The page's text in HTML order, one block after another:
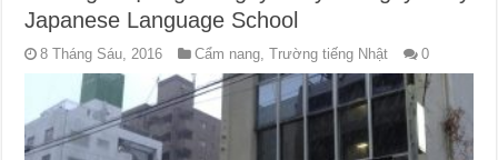
Japanese Language School
8 Tháng Sáu, 2016 Cẩm nang,Trường tiếng Nhật 0